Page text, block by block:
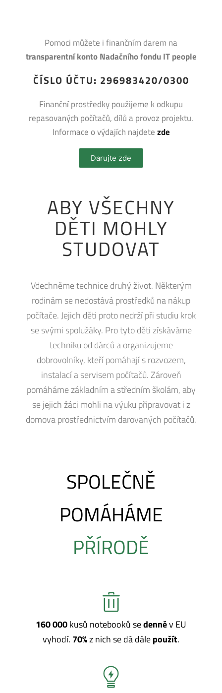
Pomoci můžete i finančním darem na
transparentní konto Nadačního fondu IT people
ČÍSLO ÚČTU: 296983420/0300
Finanční prostředky použijeme k odkupu
repasovaných počítačů, dílů a provoz projektu.
Informace o výdajích najdetezde
Darujte zde
ABY VŠECHNY
DĚTI MOHLY
STUDOVAT
Vdechněme technice druhý život. Některým
rodinám se nedostává prostředků na nákup
počítače. Jejich děti proto nedrží při studiu krok
se svými spolužáky. Pro tyto děti získáváme
techniku od dárců a organizujeme
dobrovolníky, kteří pomáhají s rozvozem,
instalací a servisem počítačů. Zároveň
pomáháme základním a středním školám, aby
se jejich žáci mohli na výuku připravovat i z
domova prostřednictvím darovaných počítačů.
SPOLEČNĚ
POMÁHÁME
PŘÍRODĚ
160 000kusů notebooků sedenněv EU
vyhodí. 70%z nich se dá dálepoužít.